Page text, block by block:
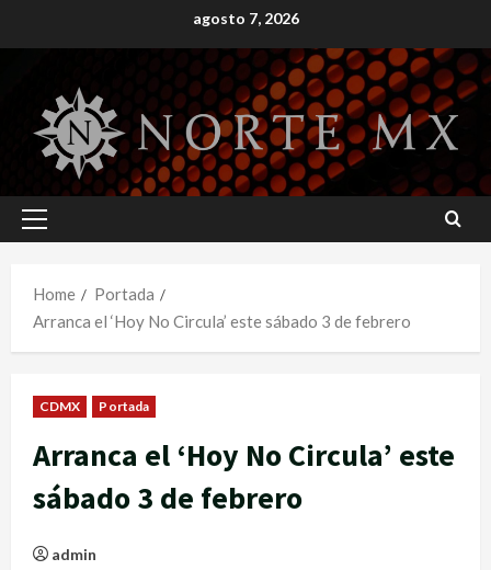
to
agosto 7, 2026
Primary
Home
Portada
Arranca el ‘Hoy No Circula’ este sábado 3 de febrero
CDMX Portada
Arranca el ‘Hoy No Circula’ este
sábado 3 de febrero
admin